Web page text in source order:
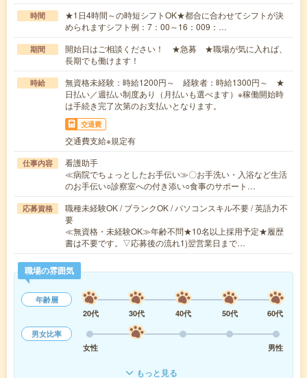
時間
★1日4時間～の時短シフトOK★都合に合わせてシフトが決
められますシフト例：7：00～16：009：…
期間
開始日はご相談ください！ ★急募 ★職場が気に入れば、
長期でも働けます！
時給
無資格未経験：時給1200円～ 経験者：時給1300円～ ★
日払い／週払い制度あり（月払いも選べます）※稼働開始時
は手続き完了次第のお支払いとなります。
交通費
交通費支給※規定有
仕事内容
看護助手
≪病院でちょっとしたお手伝い≫〇お手洗い・入浴など生活
のお手伝い○診察室への付き添い○食事のサポート…
応募資格
職種未経験OK / ブランクOK / パソコンスキル不要 / 英語力不
要
≪無資格・未経験OK≫年齢不問★10名以上採用予定★履歴
書は不要です。▽応募後の流れ1)翌営業日まで…
職場の雰囲気
年齢層
20代
30代 40代 50代
60代
男女比率
女性
男性
もっと見る